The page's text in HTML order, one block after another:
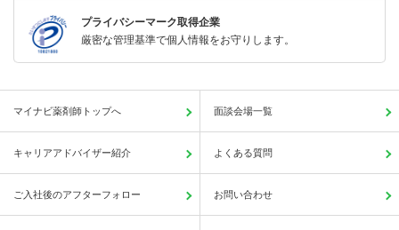
プライバシーマーク取得企業
厳密な管理基準で個人情報をお守りします。
マイナビ薬剤師トップへ 面談会場一覧
キャリアアドバイザー紹介 よくある質問
ご入社後のアフターフォロー お問い合わせ